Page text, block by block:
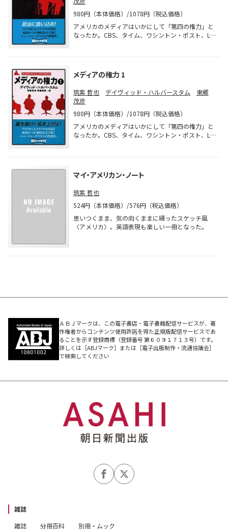
980円（本体価格）/1078円（税込価格）
アメリカのメディアはいかにして「第四の権力」と
なったか。CBS、タイム、ワシントン・ポスト、LA
メディアの権力 1
筑紫 哲也 デイヴィッド・ハルバースタム
東郷
茂彦
980円（本体価格）/1078円（税込価格）
アメリカのメディアはいかにして「第四の権力」と
なったか。CBS、タイム、ワシントン・ポスト、LA
マイ・アメリカン・ノート
筑紫 哲也
524円（本体価格）/576円（税込価格）
思いつくまま、気の向くままに綴ったスケッチ風
〈アメリカ〉。英語表現も楽しい一冊となった。
ＡＢＪマークは、この電子書店・電子書籍配信サービスが、著
作権者からコンテンツ使用許諾を得た正規版配信サービスであ
ることを示す登録商標（登録番号 第６０９１７１３号）です。
詳しくは［ABJマーク］または［電子出版制作・流通協議会］
で検索してください
雑誌
雑誌
分冊百科 別冊・ムック